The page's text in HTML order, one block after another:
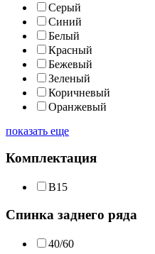
Серый
Синий
Белый
Красный
Бежевый
Зеленый
Коричневый
Оранжевый
показать еще
Комплектация
В15
Спинка заднего ряда
40/60